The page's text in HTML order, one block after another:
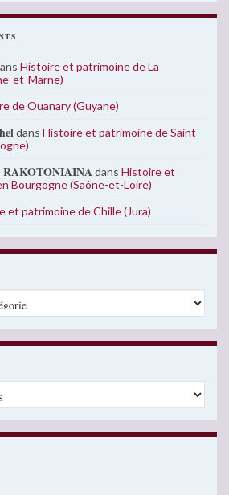
Histoire et patrimoine de La
et-Marne)
de Ouanary (Guyane)
dans Histoire et patrimoine de Saint
RAKOTONIAINAdans Histoire et
Bourgogne (Saône-et-Loire)
et patrimoine de Chille (Jura)